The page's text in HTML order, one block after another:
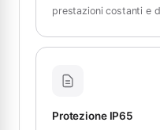
prestazioni costanti e
Protezione IP65